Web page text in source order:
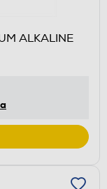
ALKALINE